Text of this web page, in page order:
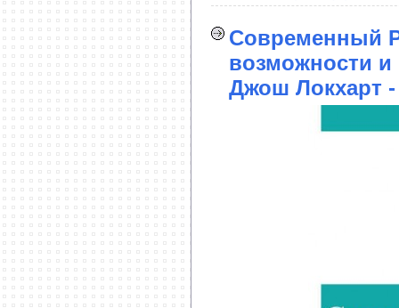
Современный
возможности
Джош Локхарт -